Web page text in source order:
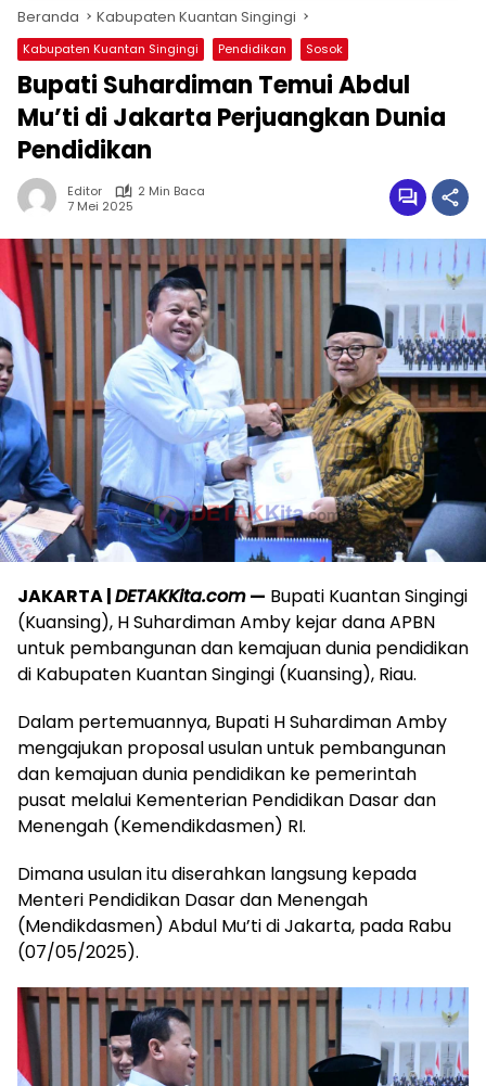
Beranda Kabupaten Kuantan Singingi
Kabupaten Kuantan Singingi Pendidikan Sosok
Bupati Suhardiman Temui Abdul
Mu’ti di Jakarta Perjuangkan Dunia
Pendidikan
Editor
2 Min Baca
7 Mei 2025
JAKARTA |DETAKKita.com— Bupati Kuantan Singingi
(Kuansing), H Suhardiman Amby kejar dana APBN
untuk pembangunan dan kemajuan dunia pendidikan
di Kabupaten Kuantan Singingi (Kuansing), Riau.
Dalam pertemuannya, Bupati H Suhardiman Amby
mengajukan proposal usulan untuk pembangunan
dan kemajuan dunia pendidikan ke pemerintah
pusat melalui Kementerian Pendidikan Dasar dan
Menengah (Kemendikdasmen) RI.
Dimana usulan itu diserahkan langsung kepada
Menteri Pendidikan Dasar dan Menengah
(Mendikdasmen) Abdul Mu’ti di Jakarta, pada Rabu
(07/05/2025).